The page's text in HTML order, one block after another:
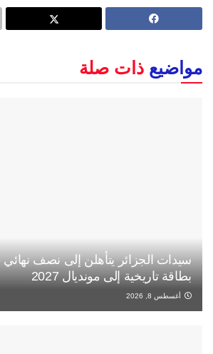
مواضيع ذات صلة
سيدات الجزائر يتأهلن إلى نصف
بطاقة تاريخية إلى مونديال 2027
أغسطس 8, 2026